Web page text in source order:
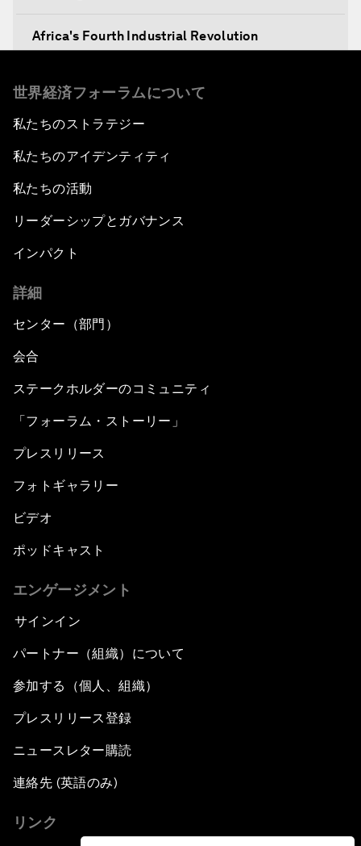
Africa's Fourth Industrial Revolution
Ceremony
The Village of the Future
Rethinking Agriculture
Tackling Climate Change
Realizing Africa as One Market
Managing Migration
Issue Briefing: What Does the Fourth Industrial
Revolution Mean to Africa?
Africa’s Pathways to Transformation
世界経済フォーラムについて
私たちのストラテジー
私たちのアイデンティティ
私たちの活動
リーダーシップとガバナンス
インパクト
詳細
センター（部門）
会合
ステークホルダーのコミュニティ
「フォーラム・ストーリー」
プレスリリース
フォトギャラリー
ビデオ
ポッドキャスト
エンゲージメント
サインイン
パートナー（組織）について
参加する（個人、組織）
プレスリリース登録
ニュースレター購読
連絡先 (英語のみ)
リンク